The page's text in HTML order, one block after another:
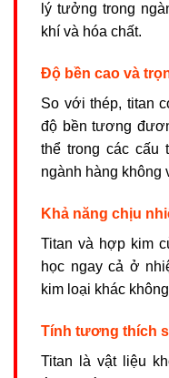
lý tưởng trong
khí và hóa chất.
Độ bền cao và
So với thép, titan
độ bền tương
thể trong các cấu
ngành hàng không
Khả năng chịu
Titan và hợp kim
học ngay cả ở
kim loại khác
Tính tương thích
Titan là vật liệu